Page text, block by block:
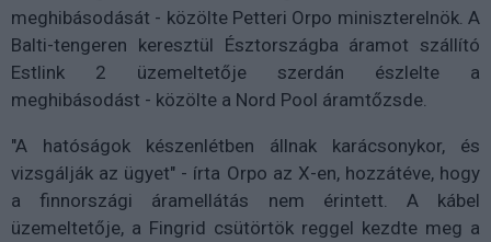
meghibásodását - közölte Petteri Orpo miniszterelnök. A
Balti-tengeren keresztül Észtországba áramot szállító
Estlink 2 üzemeltetője szerdán észlelte a
meghibásodást - közölte a Nord Pool áramtőzsde.
"A hatóságok készenlétben állnak karácsonykor, és
vizsgálják az ügyet" - írta Orpo az X-en, hozzátéve, hogy
a finnországi áramellátás nem érintett. A kábel
üzemeltetője, a Fingrid csütörtök reggel kezdte meg a